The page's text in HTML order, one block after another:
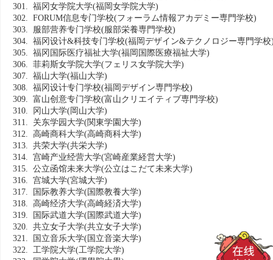
301. 福冈女学院大学(福岡女学院大学)
302. FORUM信息专门学校(フォーラム情報アカデミー専門学校)
303. 服部营养专门学校(服部栄養専門学校)
304. 福冈设计&科技专门学校(福岡デザイン&テクノロジー専門学校
305. 福冈国际医疗福祉大学(福岡国際医療福祉大学)
306. 菲莉斯女学院大学(フェリス女学院大学)
307. 福山大学(福山大学)
308. 福冈设计专门学校(福岡デザイン専門学校)
309. 富山创意专门学校(富山クリエイティブ専門学校)
310. 冈山大学(岡山大学)
311. 关东学园大学(関東学園大学)
312. 高崎商科大学(高崎商科大学)
313. 共荣大学(共栄大学)
314. 宫崎产业经营大学(宮崎産業経営大学)
315. 公立函馆未来大学(公立はこだて未来大学)
316. 宫城大学(宮城大学)
317. 国际教养大学(国際教養大学)
318. 高崎经济大学(高崎経済大学)
319. 国际武道大学(国際武道大学)
320. 共立女子大学(共立女子大学)
321. 国立音乐大学(国立音楽大学)
322. 工学院大学(工学院大学)